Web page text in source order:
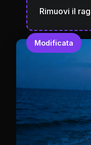
Rimuovi il
Modificata